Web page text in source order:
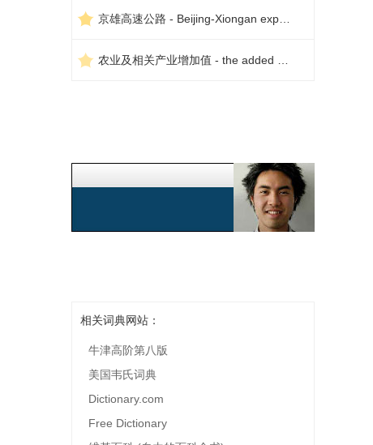
相关词典网站：
牛津高阶第八版
美国韦氏词典
Dictionary.com
Free Dictionary